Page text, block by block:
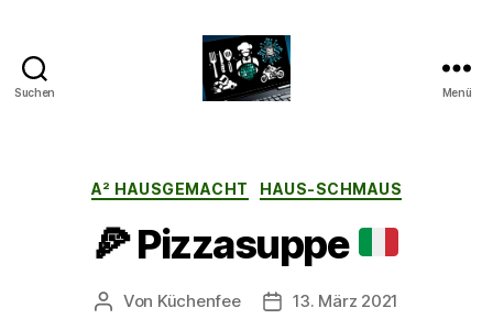
Suchen Menü
Kategorien
A² HAUSGEMACHT HAUS-SCHMAUS
🍕Pizzasuppe
Beitragsautor
Von Küchenfee Beitragsdatum
13. März 2021